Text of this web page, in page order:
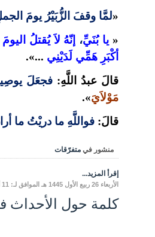
«لمَّا وقفَ الزُّبَيْرُ يومَ
« يا بُنَيِّ، إنّهُ لاَ يُقتلُ
أكْبَرِ هَمِّي لَدَيْنِي ...».
قالَ عبدُ اللَّهِ: فجعَلَ
مَوْلاَيَ».
قالَ: فواللَّهِ ما دريْتُ ما
منشور في متفرّقات
إقرأ المزيد...
الأربعاء 26 ربيع الأول 1445 هـ الموافق لـ: 11 أكتوبر 2023 12:42
كلمة حول